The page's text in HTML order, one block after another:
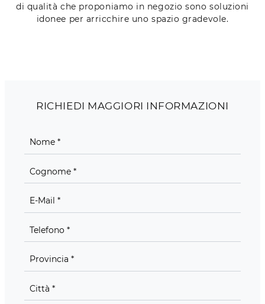
di qualità che proponiamo in negozio sono soluzioni
idonee per arricchire uno spazio gradevole.
RICHIEDI MAGGIORI INFORMAZIONI